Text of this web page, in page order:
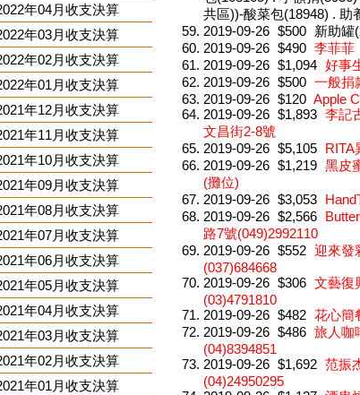
年04月收支決算
年03月收支決算
年02月收支決算
年01月收支決算
年12月收支決算
年11月收支決算
年10月收支決算
年09月收支決算
年08月收支決算
年07月收支決算
年06月收支決算
年05月收支決算
年04月收支決算
年03月收支決算
年02月收支決算
年01月收支決算
共區))-酸菜包(18948) . 助
2019-09-26 $500
新助罐
2019-09-26 $490 李菲菲
2019-09-26 $1,094 好事
2019-09-26 $500 一般捐
2019-09-26 $120 Apple
2019-09-26 $1,893 李記
文昌街2-8號
2019-09-26 $5,105
RITA
2019-09-26 $1,219 黑皮
(攤位)
2019-09-26 $3,053
2019-09-26 $2,566
路7號(049)2992110
2019-09-26 $552 迎來發
(037)684668
2019-09-26 $306 文藝復
(03)4791810
2019-09-26 $482 花心簡
2019-09-26 $486 旅人咖
(04)8394851
2019-09-26 $1,692 范振
(04)24950295